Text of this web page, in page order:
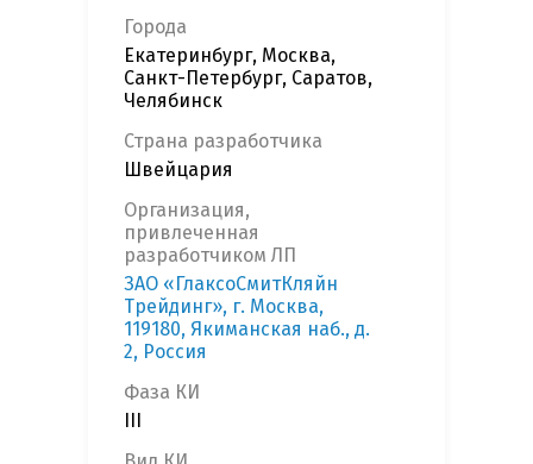
Города
Екатеринбург, Москва,
Санкт-Петербург, Саратов,
Челябинск
Страна разработчика
Швейцария
Организация,
привлеченная
разработчиком ЛП
ЗАО «ГлаксоСмитКляйн
Трейдинг», г. Москва,
119180, Якиманская наб., д.
2, Россия
Фаза КИ